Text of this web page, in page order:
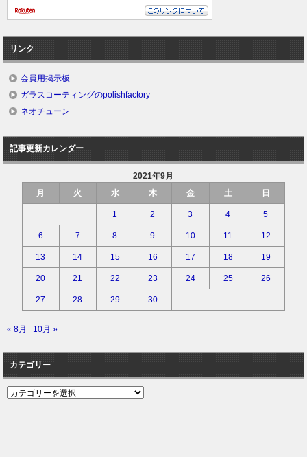
リンク
会員用掲示板
ガラスコーティングのpolishfactory
ネオチューン
記事更新カレンダー
2021年9月
月
火 水 木 金 土 日
1 2 3 4 5
6 7 8 9 10 11 12
13 14 15 16 17 18 19
20 21 22 23 24 25 26
27 28 29 30
« 8月 10月 »
カテゴリー
カ